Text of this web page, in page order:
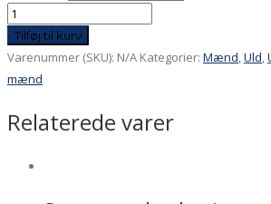
Knæstrømpe
Striber
i
rød
lilla
pink
Tilføj til kurv
Varenummer (SKU): N/A Kategorier: Mænd Uld
mænd
Relaterede varer